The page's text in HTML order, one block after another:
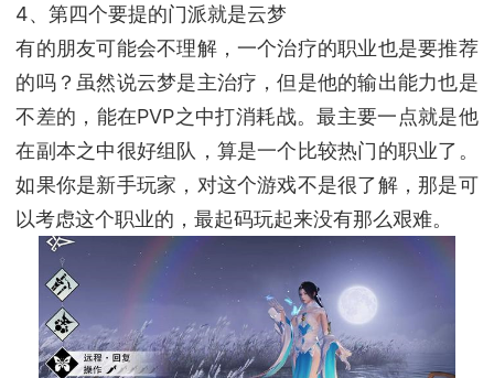
4、第四个要提的门派就是云梦
有的朋友可能会不理解，一个治疗的职业也是要推荐
的吗？虽然说云梦是主治疗，但是他的输出能力也是
不差的，能在PVP之中打消耗战。最主要一点就是他
在副本之中很好组队，算是一个比较热门的职业了。
如果你是新手玩家，对这个游戏不是很了解，那是可
以考虑这个职业的，最起码玩起来没有那么艰难。